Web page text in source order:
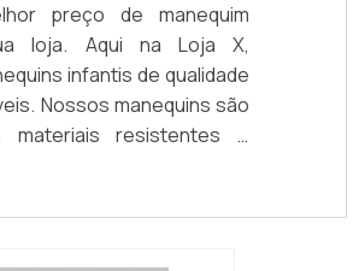
preço de manequim
loja. Aqui na Loja X,
infantis de qualidade
Nossos manequins são
materiais resistentes e
sua loja possa contar com
por muito tempo. Não
de adquirir manequins